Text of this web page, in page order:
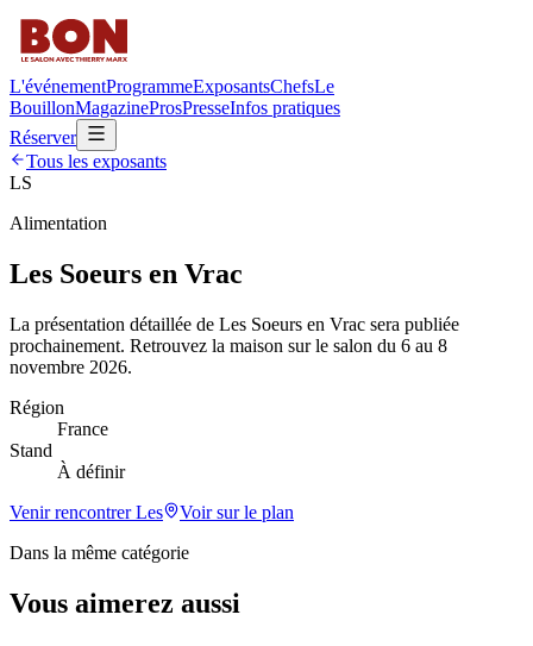
L'événementProgrammeExposantsChefsLe
BouillonMagazineProsPresseInfos pratiques
Réserver
Tous les exposants
LS
Alimentation
Les Soeurs en Vrac
La présentation détaillée de Les Soeurs en Vrac sera publiée
prochainement. Retrouvez la maison sur le salon du 6 au 8
novembre 2026.
Région
France
Stand
À définir
Venir rencontrerLes
Voir sur le plan
Dans la même catégorie
Vous aimerez aussi